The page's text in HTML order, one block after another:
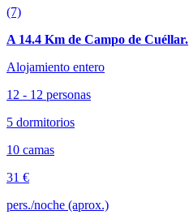
(7)
A 14.4 Km de Campo de Cuéllar.
Alojamiento entero
12 - 12 personas
5 dormitorios
10 camas
31 €
pers./noche (aprox.)